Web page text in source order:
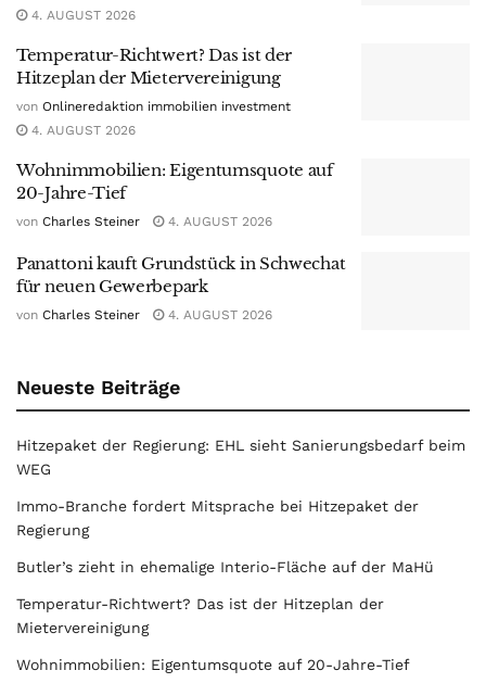
4. AUGUST 2026
Temperatur-Richtwert? Das ist der
Hitzeplan der Mietervereinigung
von Onlineredaktion immobilien investment
4. AUGUST 2026
Wohnimmobilien: Eigentumsquote auf
20-Jahre-Tief
von Charles Steiner 4. AUGUST 2026
Panattoni kauft Grundstück in Schwechat
für neuen Gewerbepark
von Charles Steiner 4. AUGUST 2026
Neueste Beiträge
Hitzepaket der Regierung: EHL sieht Sanierungsbedarf beim
WEG
Immo-Branche fordert Mitsprache bei Hitzepaket der
Regierung
Butler’s zieht in ehemalige Interio-Fläche auf der MaHü
Temperatur-Richtwert? Das ist der Hitzeplan der
Mietervereinigung
Wohnimmobilien: Eigentumsquote auf 20-Jahre-Tief